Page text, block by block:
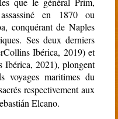
en 1870 ou
conquérant de Naples
Ses deux derniers
Ibérica, 2019) et
2021), plongent
voyages maritimes du
respectivement aux
án Elcano.